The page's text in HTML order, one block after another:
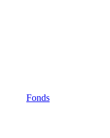
Fonds